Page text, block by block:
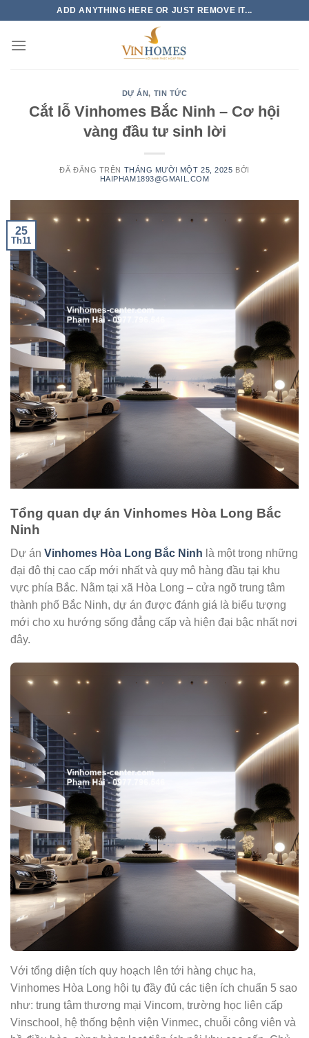
nội
ADD ANYTHING HERE OR JUST REMOVE IT...
DỰ ÁN, TIN TỨC
Cắt lỗ Vinhomes Bắc Ninh – Cơ hội
vàng đầu tư sinh lời
ĐÃ ĐĂNG TRÊN THÁNG MƯỜI MỘT 25, 2025 BỞI
HAIPHAM1893@GMAIL.COM
25
Th11
Tổng quan dự án Vinhomes Hòa Long Bắc
Ninh
Dự án Vinhomes Hòa Long Bắc Ninh là một trong những
đại đô thị cao cấp mới nhất và quy mô hàng đầu tại khu
vực phía Bắc. Nằm tại xã Hòa Long – cửa ngõ trung tâm
thành phố Bắc Ninh, dự án được đánh giá là biểu tượng
mới cho xu hướng sống đẳng cấp và hiện đại bậc nhất nơi
đây.
Với tổng diện tích quy hoạch lên tới hàng chục ha,
Vinhomes Hòa Long hội tụ đầy đủ các tiện ích chuẩn 5 sao
như: trung tâm thương mại Vincom, trường học liên cấp
Vinschool, hệ thống bệnh viện Vinmec, chuỗi công viên và